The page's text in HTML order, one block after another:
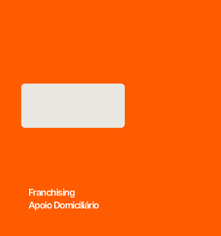
Franchising
Apoio Domiciliário